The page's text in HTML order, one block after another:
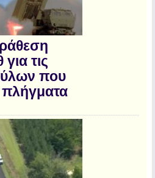
τις
που
πλήγματα